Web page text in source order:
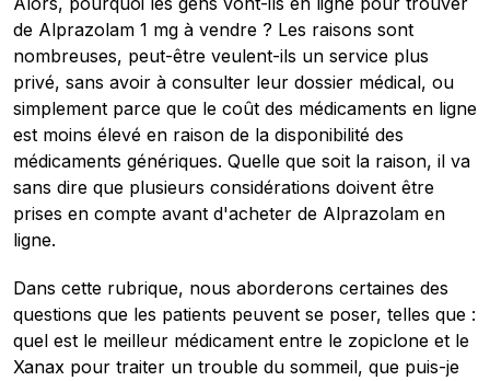
de Alprazolam 1 mg à vendre ? Les raisons sont
nombreuses, peut-être veulent-ils un service plus
privé, sans avoir à consulter leur dossier médical, ou
simplement parce que le coût des médicaments en ligne
est moins élevé en raison de la disponibilité des
médicaments génériques. Quelle que soit la raison, il va
sans dire que plusieurs considérations doivent être
prises en compte avant d'acheter de Alprazolam en
ligne.
Dans cette rubrique, nous aborderons certaines des
questions que les patients peuvent se poser, telles que :
quel est le meilleur médicament entre le zopiclone et le
Xanax pour traiter un trouble du sommeil, que puis-je